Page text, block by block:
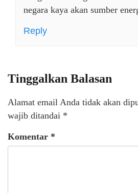
negara kaya akan sumber
Reply
Tinggalkan Balasan
Alamat email Anda tidak akan
wajib ditandai *
Komentar *